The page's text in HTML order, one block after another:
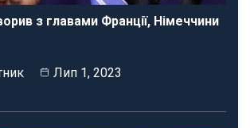
з главами Франції, Німеччини
Лип 1, 2023